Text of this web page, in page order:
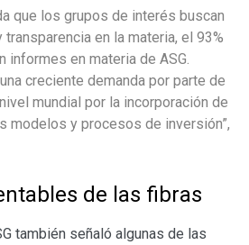
que los grupos de interés buscan
en la materia, el 93%
informes en materia de ASG.
creciente demanda por parte de
mundial por la incorporación de
modelos y procesos de inversión”,
de las fibras
también señaló algunas de las